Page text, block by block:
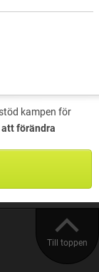
kampen för
förändra
Till toppen